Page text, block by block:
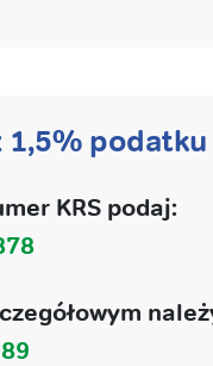
1,5% podatku
KRS podaj: